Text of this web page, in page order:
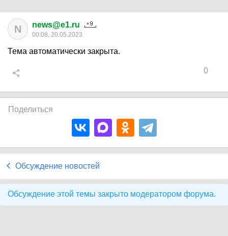
N news@e1.ru
00:08, 20.05.2023
Тема автоматически закрыта.
0
Поделиться
Обсуждение новостей
Обсуждение этой темы закрыто модератором форума.